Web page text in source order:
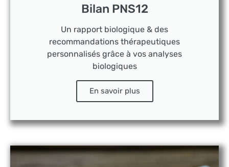
Bilan PNS12
Un rapport biologique & des
recommandations thérapeutiques
personnalisés grâce à vos analyses
biologiques
En savoir plus